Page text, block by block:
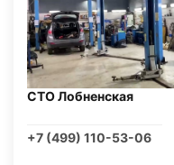
СТО Лобненская
+7 (499) 110-53-06